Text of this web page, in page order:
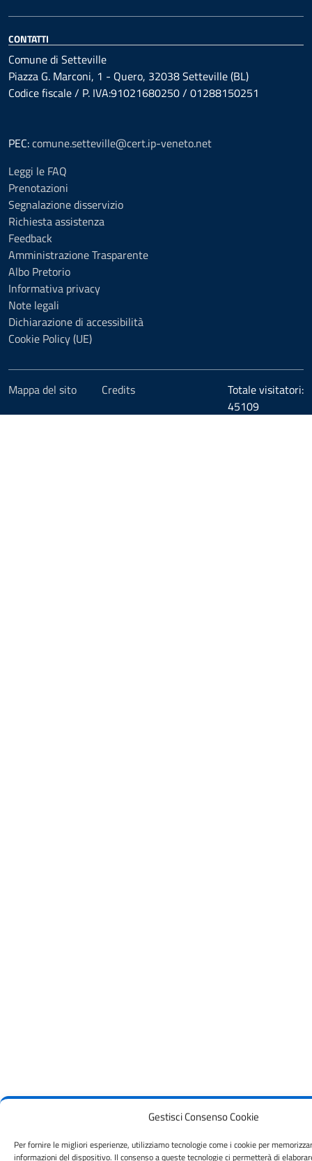
Gestisci Consenso Cookie
Per fornire le migliori esperienze, utilizziamo tecnologie come i cookie per
informazioni del dispositivo. Il consenso a queste tecnologie ci permetterà di
CONTATTI
Comune di Setteville
Piazza G. Marconi, 1 - Quero, 32038 Setteville (BL)
Codice fiscale / P. IVA:91021680250 / 01288150251
PEC:comune.setteville@cert.ip-veneto.net
Leggi le FAQ
Prenotazioni
Segnalazione disservizio
Richiesta assistenza
Feedback
Amministrazione Trasparente
Albo Pretorio
Informativa privacy
Note legali
Dichiarazione di accessibilità
Cookie Policy (UE)
Mappa del sito Credits
Totale visitatori:
45109